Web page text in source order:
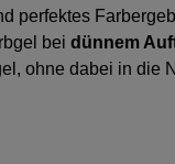
perfektes
bei dünnem
ohne dabei in die